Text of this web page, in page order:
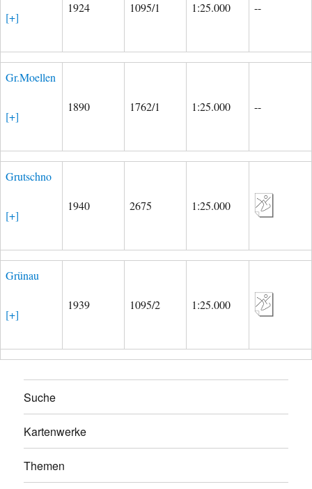
[+]
1924 1095/1 1:25.000 --
Gr.Moellen
[+]
1890 1762/1 1:25.000 --
Grutschno
[+]
1940 2675 1:25.000
Grünau
[+]
1939 1095/2 1:25.000
Suche
Kartenwerke
Themen